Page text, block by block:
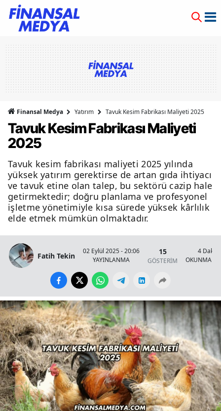
Finansal Medya Yatırım Tavuk Kesim Fabrikası Maliyeti 2025
Tavuk Kesim Fabrikası Maliyeti
2025
Tavuk kesim fabrikası maliyeti 2025 yılında
yüksek yatırım gerektirse de artan gıda ihtiyacı
ve tavuk etine olan talep, bu sektörü cazip hale
getirmektedir; doğru planlama ve profesyonel
işletme yönetimiyle kısa sürede yüksek kârlılık
elde etmek mümkün olmaktadır.
Fatih Tekin
02 Eylül 2025 - 20:06
YAYINLANMA
15
GÖSTERİM
4 Dakika
OKUNMA